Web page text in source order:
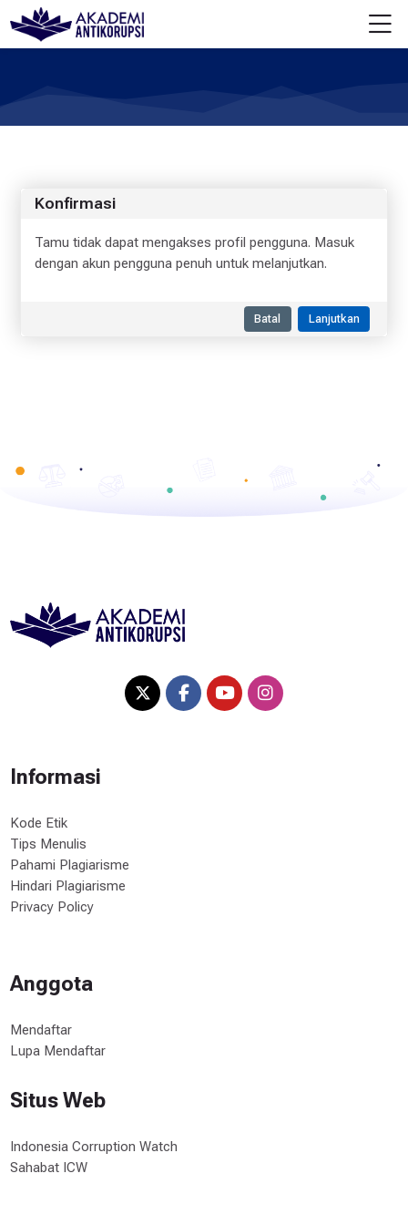
Skip to navigation
Skip to login form
Lewati ke konten utama
Skip to accessibility options
Skip to footer
Skip accessibility options
Konfirmasi
Tamu tidak dapat mengakses profil pengguna. Masuk
dengan akun pengguna penuh untuk melanjutkan.
Batal Lanjutkan
Informasi
Kode Etik
Tips Menulis
Pahami Plagiarisme
Hindari Plagiarisme
Privacy Policy
Anggota
Mendaftar
Lupa Mendaftar
Situs Web
Indonesia Corruption Watch
Sahabat ICW